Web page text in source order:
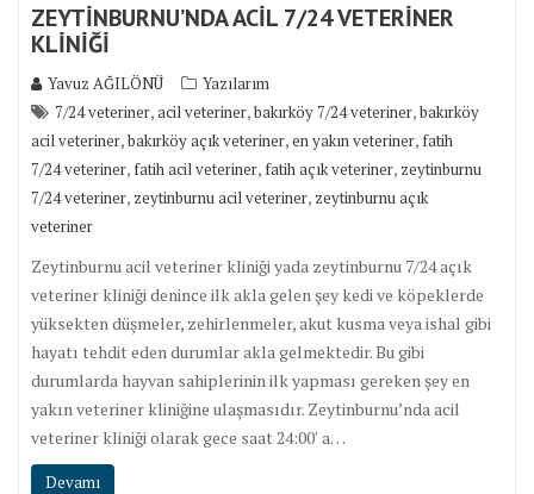
ZEYTİNBURNU’NDA ACİL 7/24 VETERİNER
KLİNİĞİ
Yavuz AĞILÖNÜ
Yazılarım
7/24 veteriner,acil veteriner,bakırköy 7/24 veteriner,bakırköy
acil veteriner,bakırköy açık veteriner,en yakın veteriner, fatih
7/24 veteriner, fatih acil veteriner, fatih açık veteriner, zeytinburnu
7/24 veteriner, zeytinburnu acil veteriner, zeytinburnu açık
veteriner
Zeytinburnu acil veteriner kliniği yada zeytinburnu 7/24 açık
veteriner kliniği denince ilk akla gelen şey kedi ve köpeklerde
yüksekten düşmeler, zehirlenmeler, akut kusma veya ishal gibi
hayatı tehdit eden durumlar akla gelmektedir. Bu gibi
durumlarda hayvan sahiplerinin ilk yapması gereken şey en
yakın veteriner kliniğine ulaşmasıdır. Zeytinburnu’nda acil
veteriner kliniği olarak gece saat 24:00′ a…
Devamı